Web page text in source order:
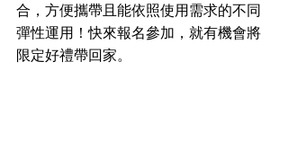
合，方便攜帶且能依照使用需求的不同
彈性運用！快來報名參加，就有機會將
限定好禮帶回家。